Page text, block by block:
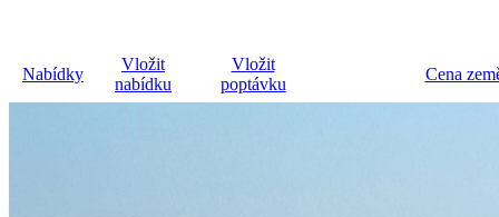
Nabídky
Vložit
nabídku
Vložit
poptávku
Cena